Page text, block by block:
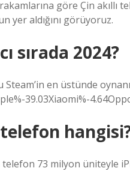
göre Çin
yer aldığını görüyoruz.
sırada 2024?
en üstünde
39.03Xiaomi%-
telefon 73 milyon üniteyle